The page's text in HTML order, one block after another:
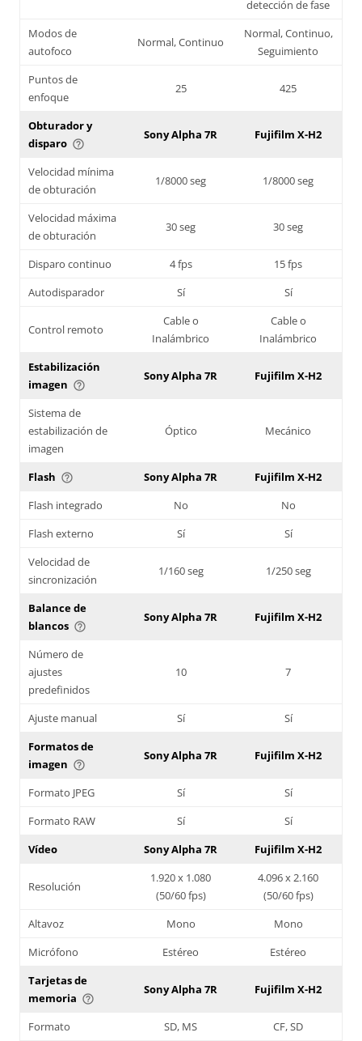
detección de fase
Modos de
autofoco
Normal, Continuo
Normal, Continuo,
Seguimiento
Puntos de
enfoque
25 425
Obturador y
disparo help_outline
Sony Alpha 7R Fujifilm X-H2
Velocidad mínima
de obturación
1/8000 seg 1/8000 seg
Velocidad máxima
de obturación
30 seg 30 seg
Disparo continuo 4 fps
15 fps
Autodisparador
Sí Sí
Control remoto
Cable o
Inalámbrico
Cable o
Inalámbrico
Estabilización
imagen help_outline
Sony Alpha 7R Fujifilm X-H2
Sistema de
estabilización de
imagen
Óptico Mecánico
Flash help_outline Sony Alpha 7R
Fujifilm X-H2
Flash integrado
No
No
Flash externo
Sí
Sí
Velocidad de
sincronización
1/160 seg 1/250 seg
Balance de
blancos help_outline
Sony Alpha 7R Fujifilm X-H2
Número de
ajustes
predefinidos
10 7
Ajuste manual Sí
Sí
Formatos de
imagen help_outline
Sony Alpha 7R Fujifilm X-H2
Formato JPEG Sí
Sí
Formato RAW
Sí
Sí
Vídeo
Sony Alpha 7R Fujifilm X-H2
Resolución
1.920 x 1.080
(50/60 fps)
4.096 x 2.160
(50/60 fps)
Altavoz
Mono
Mono
Micrófono
Estéreo
Estéreo
Tarjetas de
memoria help_outline
Sony Alpha 7R Fujifilm X-H2
Formato SD, MS
CF, SD